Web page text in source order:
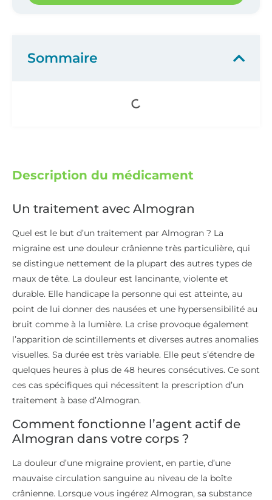
Description du médicament
Un traitement avec Almogran
Quel est le but d’un traitement par Almogran ? La
migraine est une douleur crânienne très particulière, qui
se distingue nettement de la plupart des autres types de
maux de tête. La douleur est lancinante, violente et
durable. Elle handicape la personne qui est atteinte, au
point de lui donner des nausées et une hypersensibilité au
bruit comme à la lumière. La crise provoque également
l’apparition de scintillements et diverses autres anomalies
visuelles. Sa durée est très variable. Elle peut s’étendre de
quelques heures à plus de 48 heures consécutives. Ce sont
ces cas spécifiques qui nécessitent la prescription d’un
traitement à base d’Almogran.
Comment fonctionne l’agent actif de
Almogran dans votre corps ?
La douleur d’une migraine provient, en partie, d’une
mauvaise circulation sanguine au niveau de la boîte
crânienne. Lorsque vous ingérez Almogran, sa substance
Sommaire